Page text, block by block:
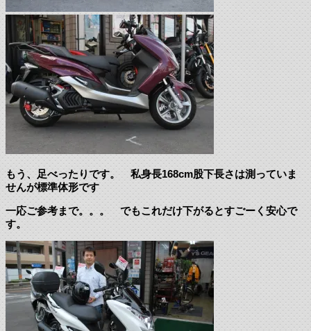
もう、足べったりです。 私身長168cm股下長さは測っていま
せんが標準体形です
一応ご参考まで。。。 でもこれだけ下がるとすごーく安心で
す。